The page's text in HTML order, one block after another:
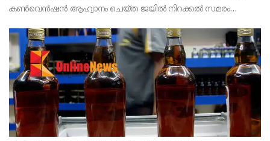
കൺവെൻഷൻ ആഹ്വാനം ചെയ്ത ജയിൽ നിറക്കൽ സമരം
തൊഴിലാളി സംഘടനകളുടെ സംയുക്ത ജില്ലാ സമിതി
തീരുമാനിച്ചു.ഇതിന്റെ ഭാഗമായ